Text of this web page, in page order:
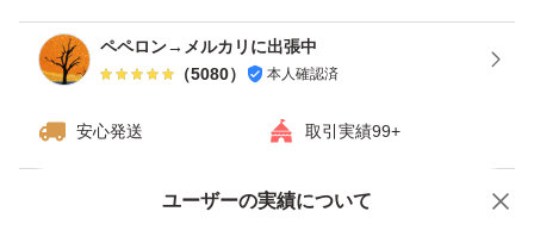
ペペロン→メルカリに出張中
（5080） 本人確認済
安心発送 取引実績99+
ユーザーの実績について
価格の相談 商品への質問